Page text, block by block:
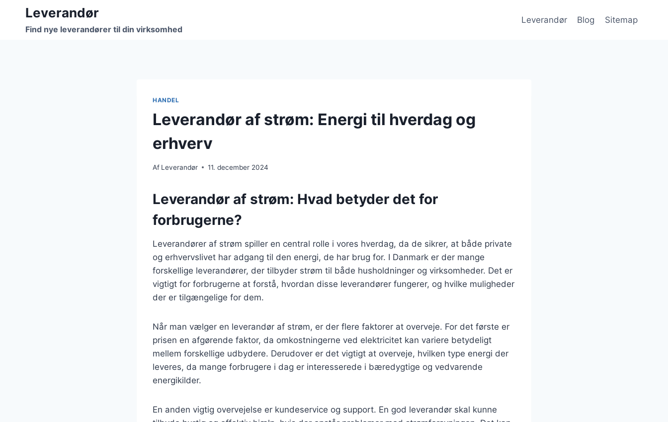
Fortsæt
indhold
Leverandør
Find nye leverandører til din virksomhed
Leverandør Blog Sitemap
HANDEL
Leverandør af strøm: Energi til hverdag og
erhverv
Af Leverandør 11. december 2024
Leverandør af strøm: Hvad betyder det for
forbrugerne?
Leverandører af strøm spiller en central rolle i vores hverdag, da de sikrer, at både private
og erhvervslivet har adgang til den energi, de har brug for. I Danmark er der mange
forskellige leverandører, der tilbyder strøm til både husholdninger og virksomheder. Det er
vigtigt for forbrugerne at forstå, hvordan disse leverandører fungerer, og hvilke muligheder
der er tilgængelige for dem.
Når man vælger en leverandør af strøm, er der flere faktorer at overveje. For det første er
prisen en afgørende faktor, da omkostningerne ved elektricitet kan variere betydeligt
mellem forskellige udbydere. Derudover er det vigtigt at overveje, hvilken type energi der
leveres, da mange forbrugere i dag er interesserede i bæredygtige og vedvarende
energikilder.
En anden vigtig overvejelse er kundeservice og support. En god leverandør skal kunne